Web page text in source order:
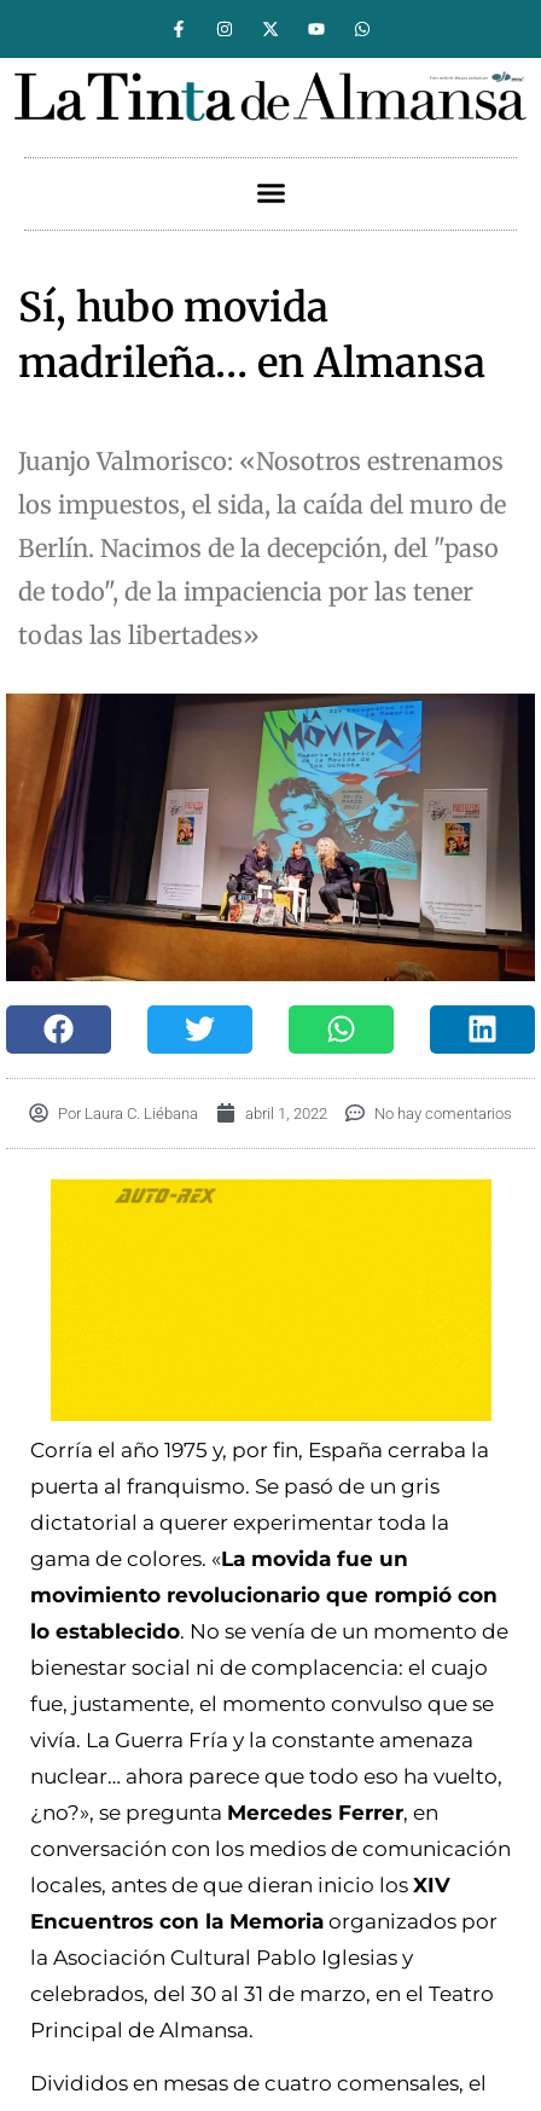
Sí, hubo movida
madrileña… en Almansa
Juanjo Valmorisco: «Nosotros estrenamos
los impuestos, el sida, la caída del muro de
Berlín. Nacimos de la decepción, del "paso
de todo", de la impaciencia por las tener
todas las libertades»
Por Laura C. Liébana abril 1, 2022 No hay comentarios
Corría el año 1975 y, por fin, España cerraba la
puerta al franquismo. Se pasó de un gris
dictatorial a querer experimentar toda la
gama de colores. «La movida fue un
movimiento revolucionario que rompió con
lo establecido. No se venía de un momento de
bienestar social ni de complacencia: el cuajo
fue, justamente, el momento convulso que se
vivía. La Guerra Fría y la constante amenaza
nuclear… ahora parece que todo eso ha vuelto,
¿no?», se pregunta Mercedes Ferrer, en
conversación con los medios de comunicación
locales, antes de que dieran inicio los XIV
Encuentros con la Memoria organizados por
la Asociación Cultural Pablo Iglesias y
celebrados, del 30 al 31 de marzo, en el Teatro
Principal de Almansa.
Divididos en mesas de cuatro comensales, el